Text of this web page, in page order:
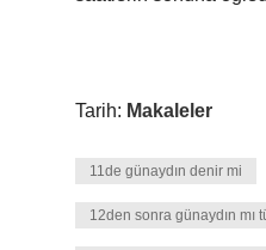
Tarih: Makaleler
11de günaydın denir mi
12den sonra günaydın mı